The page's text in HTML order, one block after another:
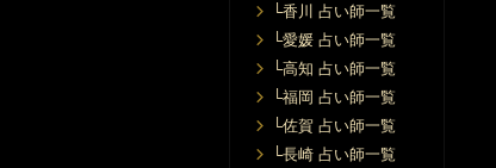
└香川 占い師一覧
└愛媛 占い師一覧
└高知 占い師一覧
└福岡 占い師一覧
└佐賀 占い師一覧
└長崎 占い師一覧